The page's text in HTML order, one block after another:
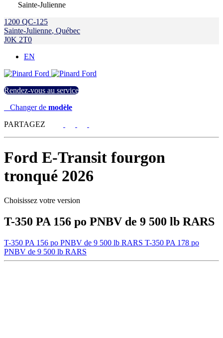
Sainte-Julienne
1200 QC-125
Sainte-Julienne, Québec
J0K 2T0
EN
Rendez-vous au service
Changer de modèle
PARTAGEZ
Ford E-Transit fourgon
tronqué 2026
Choisissez votre version
T-350 PA 156 po PNBV de 9 500 lb RARS
T-350 PA 156 po PNBV de 9 500 lb RARS T-350 PA 178 po
PNBV de 9 500 lb RARS